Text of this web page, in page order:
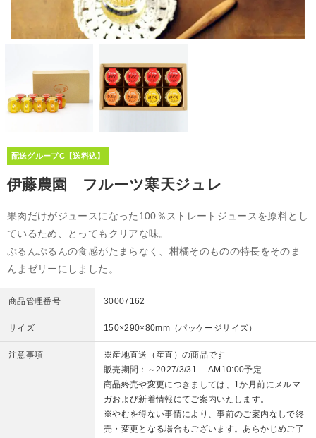
配送グループC【送料込】
伊藤農園 フルーツ寒天ジュレ
果肉だけがジュースになった100％ストレートジュースを原料とし
ているため、とってもクリアな味。
ぷるんぷるんの食感がたまらなく、柑橘そのものの特長をそのま
んまゼリーにしました。
商品管理番号 30007162
サイズ 150×290×80mm（パッケージサイズ）
注意事項
※産地直送（産直）の商品です
販売期間：～2027/3/31 AM10:00予定
商品終売や変更につきましては、1か月前にメルマ
ガおよび新着情報にてご案内いたします。
※やむを得ない事情により、事前のご案内なしで終
売・変更となる場合もございます。あらかじめご了